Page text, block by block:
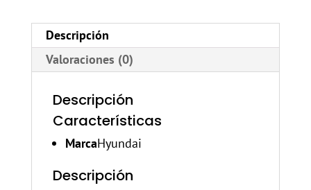
Descripción
Valoraciones (0)
Descripción
Características
MarcaHyundai
Descripción